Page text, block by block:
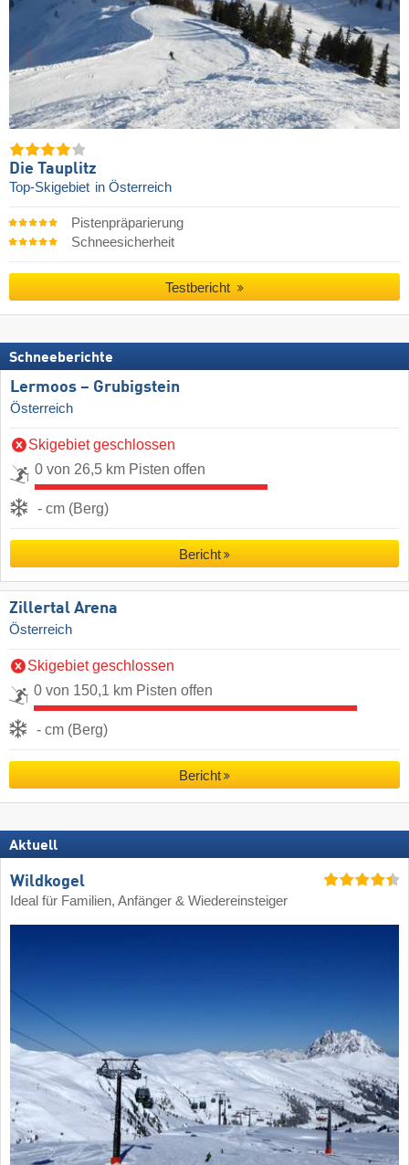
Die Tauplitz
Top-Skigebiet in Österreich
Pistenpräparierung
Schneesicherheit
Testbericht
Schneeberichte
Lermoos – Grubigstein
Österreich
Skigebiet geschlossen
0 von 26,5 km Pisten offen
- cm (Berg)
Bericht
Zillertal Arena
Österreich
Skigebiet geschlossen
0 von 150,1 km Pisten offen
- cm (Berg)
Bericht
Aktuell
Wildkogel
Ideal für Familien, Anfänger & Wiedereinsteiger